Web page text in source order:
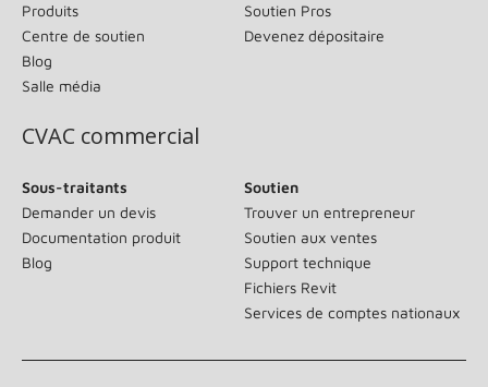
Produits
Centre de soutien
Blog
Salle média
Soutien Pros
Devenez dépositaire
CVAC commercial
Sous-traitants
Demander un devis
Documentation produit
Blog
Soutien
Trouver un entrepreneur
Soutien aux ventes
Support technique
Fichiers Revit
Services de comptes nationaux